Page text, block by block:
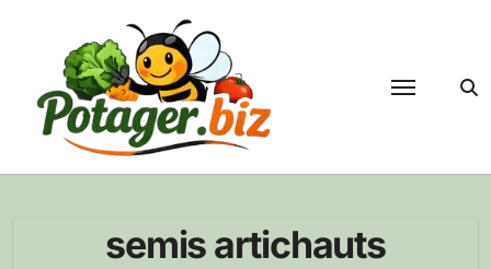
contenu
semis artichauts